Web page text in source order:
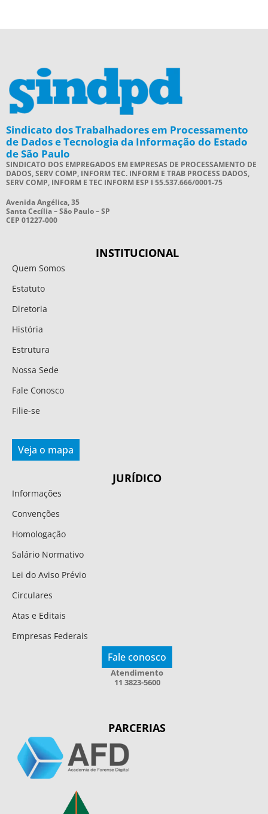
Sindicato dos Trabalhadores em Processamento
de Dados e Tecnologia da Informação do Estado
de São Paulo
SINDICATO DOS EMPREGADOS EM EMPRESAS DE PROCESSAMENTO DE
DADOS, SERV COMP, INFORM TEC. INFORM E TRAB PROCESS DADOS,
SERV COMP, INFORM E TEC INFORM ESP I 55.537.666/0001-75
Avenida Angélica, 35
Santa Cecília – São Paulo – SP
CEP 01227-000
INSTITUCIONAL
Quem Somos
Estatuto
Diretoria
História
Estrutura
Nossa Sede
Fale Conosco
Filie-se
Veja o mapa
JURÍDICO
Informações
Convenções
Homologação
Salário Normativo
Lei do Aviso Prévio
Circulares
Atas e Editais
Empresas Federais
Fale conosco
Atendimento
11 3823-5600
PARCERIAS